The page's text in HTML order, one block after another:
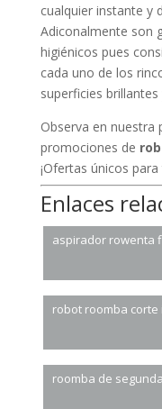
cualquier instante y
Adiconalmente son
higiénicos pues
cada uno de los
superficies
Observa en nuestra
promociones de
¡Ofertas únicos para
Enlaces
aspirador rowenta
robot roomba corte
roomba de